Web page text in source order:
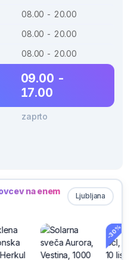
08.00 - 20.00
08.00 - 20.00
08.00 - 20.00
09.00 -
17.00
zaprto
Ljubljana
na enem